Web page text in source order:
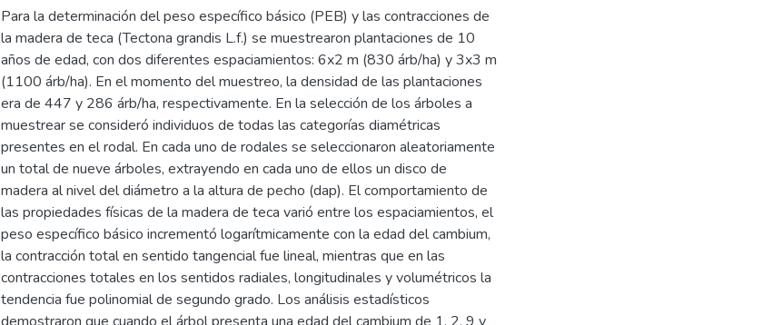
Para la determinación del peso específico básico (PEB) y las contracciones de
la madera de teca (Tectona grandis L.f.) se muestrearon plantaciones de 10
años de edad, con dos diferentes espaciamientos: 6x2 m (830 árb/ha) y 3x3 m
(1100 árb/ha). En el momento del muestreo, la densidad de las plantaciones
era de 447 y 286 árb/ha, respectivamente. En la selección de los árboles a
muestrear se consideró individuos de todas las categorías diamétricas
presentes en el rodal. En cada uno de rodales se seleccionaron aleatoriamente
un total de nueve árboles, extrayendo en cada uno de ellos un disco de
madera al nivel del diámetro a la altura de pecho (dap). El comportamiento de
las propiedades físicas de la madera de teca varió entre los espaciamientos, el
peso específico básico incrementó logarítmicamente con la edad del cambium,
la contracción total en sentido tangencial fue lineal, mientras que en las
contracciones totales en los sentidos radiales, longitudinales y volumétricos la
tendencia fue polinomial de segundo grado. Los análisis estadísticos